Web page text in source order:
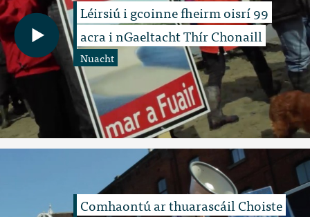
Léirsiú i gcoinne fheirm oisrí 99
acra i nGaeltacht Thír Chonaill
Nuacht
Comhaontú ar thuarascáil Choiste